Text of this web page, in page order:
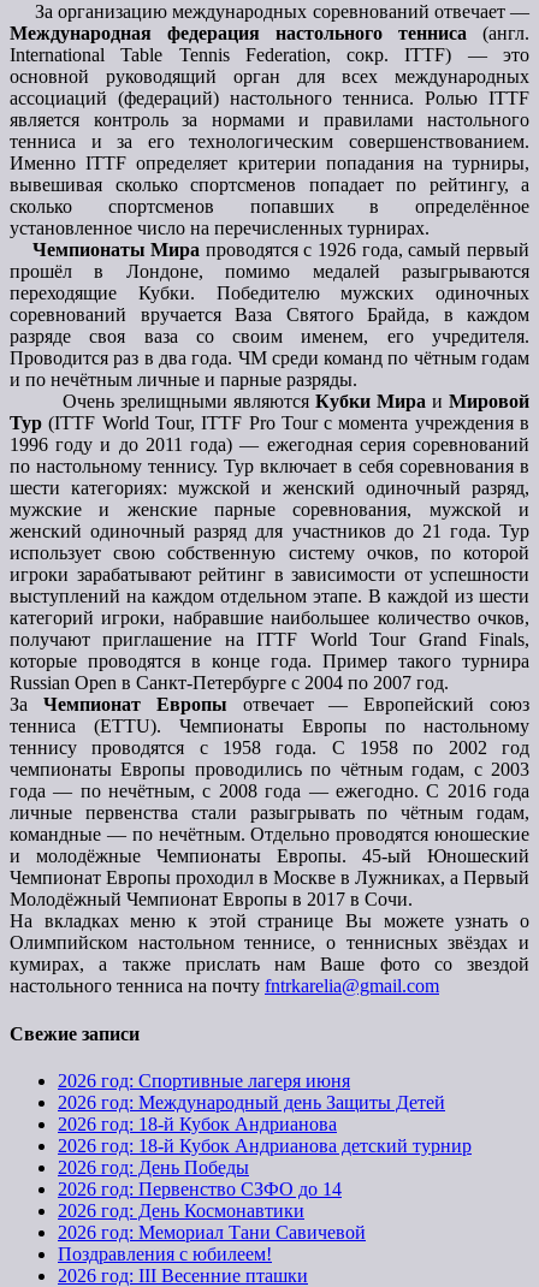
За организацию международных соревнований отвечает —
Международная федерация настольного тенниса (англ.
International Table Tennis Federation, сокр. ITTF) — это
основной руководящий орган для всех международных
ассоциаций (федераций) настольного тенниса. Ролью ITTF
является контроль за нормами и правилами настольного
тенниса и за его технологическим совершенствованием.
Именно ITTF определяет критерии попадания на турниры,
вывешивая сколько спортсменов попадает по рейтингу, а
сколько спортсменов попавших в определённое
установленное число на перечисленных турнирах.
Чемпионаты Мира проводятся с 1926 года, самый первый
прошёл в Лондоне, помимо медалей разыгрываются
переходящие Кубки. Победителю мужских одиночных
соревнований вручается Ваза Святого Брайда, в каждом
разряде своя ваза со своим именем, его учредителя.
Проводится раз в два года. ЧМ среди команд по чётным годам
и по нечётным личные и парные разряды.
Очень зрелищными являются Кубки Мира иМировой
Тур (ITTF World Tour, ITTF Pro Tour с момента учреждения в
1996 году и до 2011 года) — ежегодная серия соревнований
по настольному теннису. Тур включает в себя соревнования в
шести категориях: мужской и женский одиночный разряд,
мужские и женские парные соревнования, мужской и
женский одиночный разряд для участников до 21 года. Тур
использует свою собственную систему очков, по которой
игроки зарабатывают рейтинг в зависимости от успешности
выступлений на каждом отдельном этапе. В каждой из шести
категорий игроки, набравшие наибольшее количество очков,
получают приглашение на ITTF World Tour Grand Finals,
которые проводятся в конце года. Пример такого турнира
Russian Open в Санкт-Петербурге с 2004 по 2007 год.
За Чемпионат Европы отвечает — Европейский союз
тенниса (ETTU). Чемпионаты Европы по настольному
теннису проводятся с 1958 года. С 1958 по 2002 год
чемпионаты Европы проводились по чётным годам, с 2003
года — по нечётным, с 2008 года — ежегодно. С 2016 года
личные первенства стали разыгрывать по чётным годам,
командные — по нечётным. Отдельно проводятся юношеские
и молодёжные Чемпионаты Европы. 45-ый Юношеский
Чемпионат Европы проходил в Москве в Лужниках, а Первый
Молодёжный Чемпионат Европы в 2017 в Сочи.
На вкладках меню к этой странице Вы можете узнать о
Олимпийском настольном теннисе, о теннисных звёздах и
кумирах, а также прислать нам Ваше фото со звездой
настольного тенниса на почту fntrkarelia@gmail.com
Свежие записи
2026 год: Спортивные лагеря июня
2026 год: Международный день Защиты Детей
2026 год: 18-й Кубок Андрианова
2026 год: 18-й Кубок Андрианова детский турнир
2026 год: День Победы
2026 год: Первенство СЗФО до 14
2026 год: День Космонавтики
2026 год: Мемориал Тани Савичевой
Поздравления с юбилеем!
2026 год: III Весенние пташки